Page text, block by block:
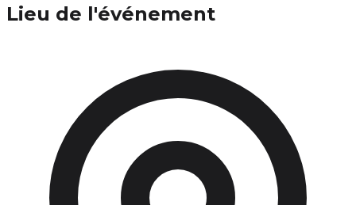
Lieu de l'événement